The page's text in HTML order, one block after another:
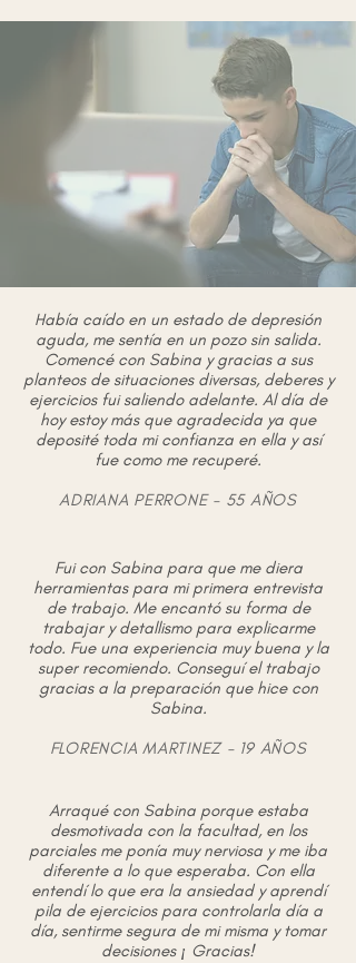
Había caído en un estado de depresión
aguda, me sentía en un pozo sin salida.
Comencé con Sabina y gracias a sus
planteos de situaciones diversas, deberes y
ejercicios fui saliendo adelante. Al día de
hoy estoy más que agradecida ya que
deposité toda mi confianza en ella y así
fue como me recuperé.
ADRIANA PERRONE - 55 AÑOS
Fui con Sabina para que me diera
herramientas para mi primera entrevista
de trabajo. Me encantó su forma de
trabajar y detallismo para explicarme
todo. Fue una experiencia muy buena y la
super recomiendo. Conseguí el trabajo
gracias a la preparación que hice con
Sabina.
FLORENCIA MARTINEZ - 19 AÑOS
Arraqué con Sabina porque estaba
desmotivada con la facultad, en los
parciales me ponía muy nerviosa y me iba
diferente a lo que esperaba. Con ella
entendí lo que era la ansiedad y aprendí
pila de ejercicios para controlarla día a
día, sentirme segura de mi misma y tomar
decisiones ¡ Gracias!